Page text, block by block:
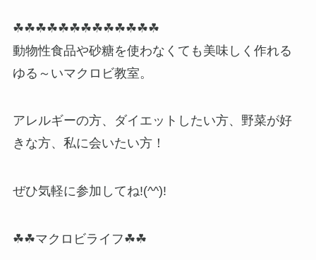
☘☘☘☘☘☘☘☘☘☘☘☘☘
動物性食品や砂糖を使わなくても美味しく作れる
ゆる～いマクロビ教室。
アレルギーの方、ダイエットしたい方、野菜が好
きな方、私に会いたい方！
ぜひ気軽に参加してね!(^^)!
☘☘マクロビライフ☘☘